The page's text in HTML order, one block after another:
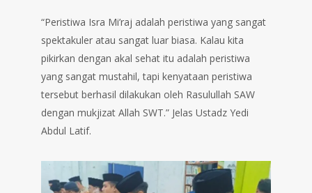
“Peristiwa Isra Mi’raj adalah peristiwa yang sangat
spektakuler atau sangat luar biasa. Kalau kita
pikirkan dengan akal sehat itu adalah peristiwa
yang sangat mustahil, tapi kenyataan peristiwa
tersebut berhasil dilakukan oleh Rasulullah SAW
dengan mukjizat Allah SWT.” Jelas Ustadz Yedi
Abdul Latif.